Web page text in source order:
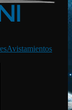
Avistamientos